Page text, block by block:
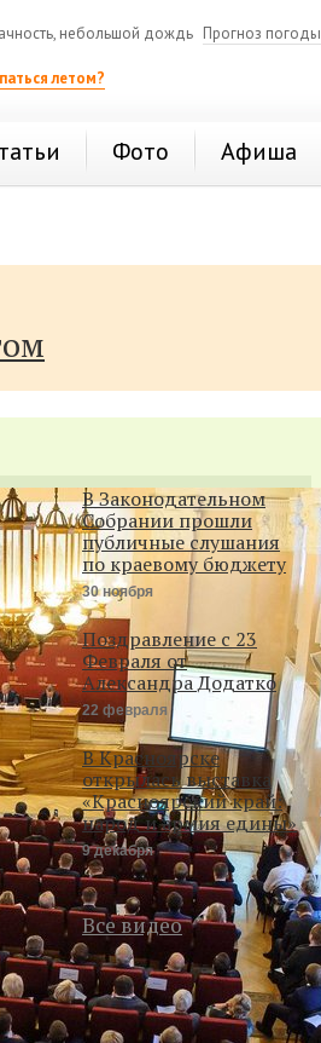
небольшой дождь Прогноз погоды
летом?
Фото Афиша
В Законодательном
Собрании прошли
публичные слушания
по краевому бюджету
30 ноября
Поздравление с 23
Февраля от
Александра Додатко
22 февраля
В Красноярске
открылась выставка
«Красноярский край:
народ и армия едины»
9 декабря
Все видео